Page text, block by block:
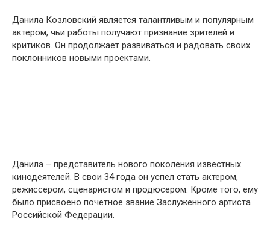
Данила Козловский является талантливым и популярным
актером, чьи работы получают признание зрителей и
критиков. Он продолжает развиваться и радовать своих
поклонников новыми проектами.
Данила – представитель нового поколения известных
кинодеятелей. В свои 34 года он успел стать актером,
режиссером, сценаристом и продюсером. Кроме того, ему
было присвоено почетное звание Заслуженного артиста
Российской Федерации.